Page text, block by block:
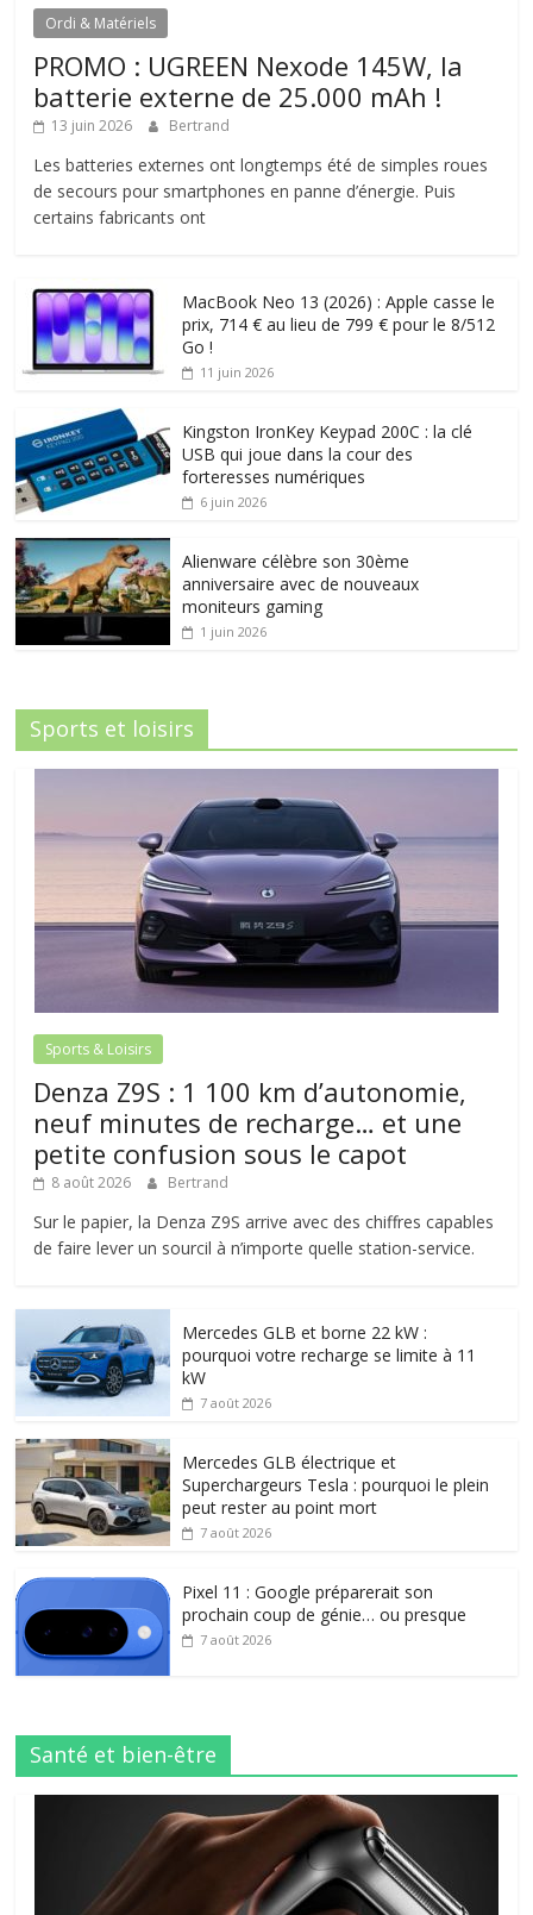
Ordi & Matériels
PROMO : UGREEN Nexode 145W, la
batterie externe de 25.000 mAh !
13 juin 2026 Bertrand
Les batteries externes ont longtemps été de simples roues
de secours pour smartphones en panne d’énergie. Puis
certains fabricants ont
MacBook Neo 13 (2026) : Apple casse le
prix, 714 € au lieu de 799 € pour le 8/512
Go !
11 juin 2026
Kingston IronKey Keypad 200C : la clé
USB qui joue dans la cour des
forteresses numériques
6 juin 2026
Alienware célèbre son 30ème
anniversaire avec de nouveaux
moniteurs gaming
1 juin 2026
Sports et loisirs
Sports & Loisirs
Denza Z9S : 1 100 km d’autonomie,
neuf minutes de recharge… et une
petite confusion sous le capot
8 août 2026 Bertrand
Sur le papier, la Denza Z9S arrive avec des chiffres capables
de faire lever un sourcil à n’importe quelle station-service.
Mercedes GLB et borne 22 kW :
pourquoi votre recharge se limite à 11
kW
7 août 2026
Mercedes GLB électrique et
Superchargeurs Tesla : pourquoi le plein
peut rester au point mort
7 août 2026
Pixel 11 : Google préparerait son
prochain coup de génie… ou presque
7 août 2026
Santé et bien-être